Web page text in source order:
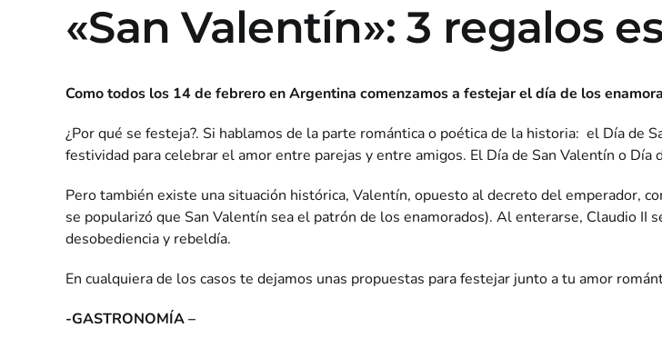
«San Valentín»: 3 regalos
Como todos los 14 de febrero en Argentina comenzamos a festejar el día de los
¿Por qué se festeja?. Si hablamos de la parte romántica o poética de la historia: el Día de
festividad para celebrar el amor entre parejas y entre amigos. El Día de San Valentín o
Pero también existe una situación histórica, Valentín, opuesto al decreto del emperador,
se popularizó que San Valentín sea el patrón de los enamorados). Al enterarse, Claudio II
desobediencia y rebeldía.
En cualquiera de los casos te dejamos unas propuestas para festejar junto a tu amor
-GASTRONOMÍA –